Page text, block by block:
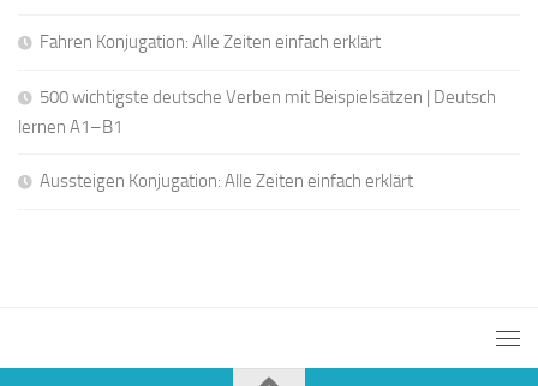
Fahren Konjugation: Alle Zeiten einfach erklärt
500 wichtigste deutsche Verben mit Beispielsätzen | Deutsch
lernen A1–B1
Aussteigen Konjugation: Alle Zeiten einfach erklärt